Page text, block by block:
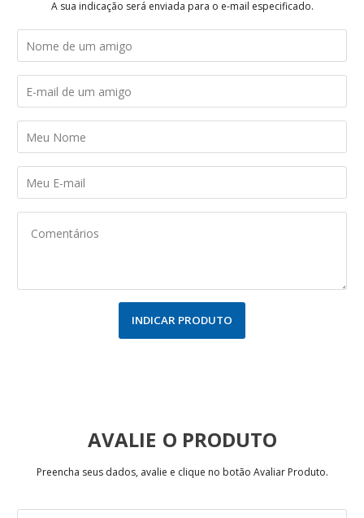
A sua indicação será enviada para o e-mail especificado.
INDICAR PRODUTO
AVALIE
Preencha seus dados, avalie e clique no botão Avaliar Produto.